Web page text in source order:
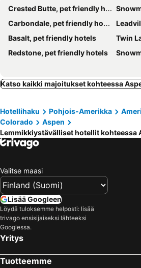
Crested Butte, pet friendly hotels
Carbondale, pet friendly hotels
Basalt, pet friendly hotels
Twin
Redstone, pet friendly hotels
Katso kaikki majoitukset kohteessa
Hotellihaku Pohjois-Amerikka
Colorado
Aspen
Lemmikkiystävälliset hotellit kohteessa
Valitse maasi
Lisää Googleen
Löydä tuloksemme helposti: lisää
trivago ensisijaiseksi lähteeksi
Googlessa.
Yritys
Tuotteemme